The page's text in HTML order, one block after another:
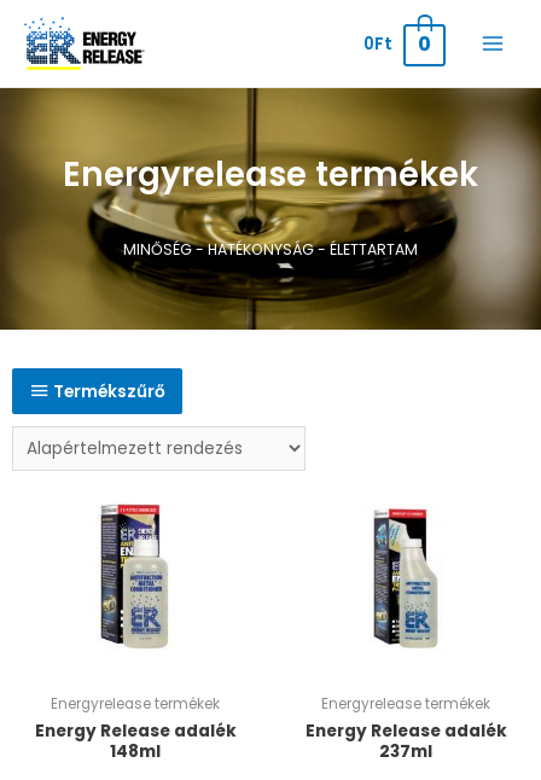
0Ft 0
Energyrelease termékek
MINŐSÉG - HATÉKONYSÁG - ÉLETTARTAM
Termékszűrő
Energyrelease termékek
Energy Release adalék
148ml
Energyrelease termékek
Energy Release adalék
237ml